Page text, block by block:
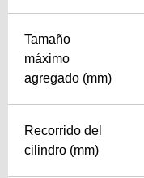
Tamaño
máximo
agregado (mm)
Recorrido del
cilindro (mm)